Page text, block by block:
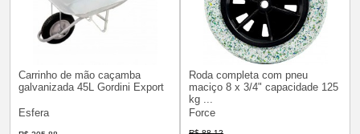
Carrinho de mão caçamba
galvanizada 45L Gordini Export
Esfera
Roda completa com pneu
maciço 8 x 3/4" capacidade 125
kg ...
Force